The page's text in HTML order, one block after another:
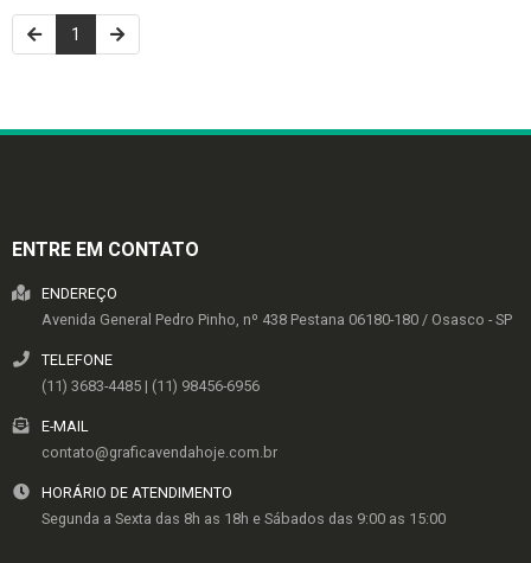
1
ENTRE EM CONTATO
ENDEREÇO
Avenida General Pedro Pinho, nº 438 Pestana 06180-180 / Osasco - SP
TELEFONE
(11) 3683-4485 | (11) 98456-6956
E-MAIL
contato@graficavendahoje.com.br
HORÁRIO DE ATENDIMENTO
Segunda a Sexta das 8h as 18h e Sábados das 9:00 as 15:00